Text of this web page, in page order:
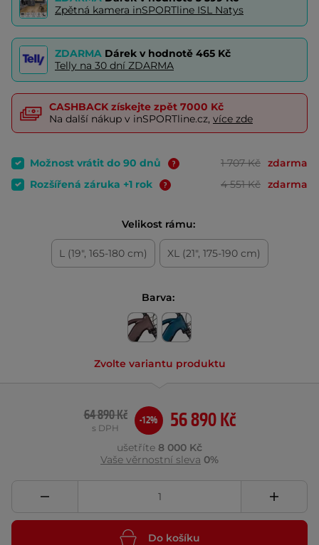
Zpětná kamera inSPORTline ISL Natys
ZDARMA Dárek v hodnotě 465 Kč
Telly na 30 dní ZDARMA
CASHBACK získejte zpět 7000 Kč
Na další nákup v inSPORTline.cz, více zde
Možnost vrátit do 90 dnů 1 707 Kč zdarma
Rozšířená záruka +1 rok
4 551 Kč zdarma
Velikost rámu:
L (19", 165-180 cm) XL (21", 175-190 cm)
Barva:
Zvolte variantu produktu
56 890 Kč
64 890 Kč
s DPH
-12%
ušetříte 8 000 Kč
Vaše věrnostní sleva 0%
Do košíku